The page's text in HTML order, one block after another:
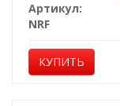
Артикул:
NRF
КУПИТЬ